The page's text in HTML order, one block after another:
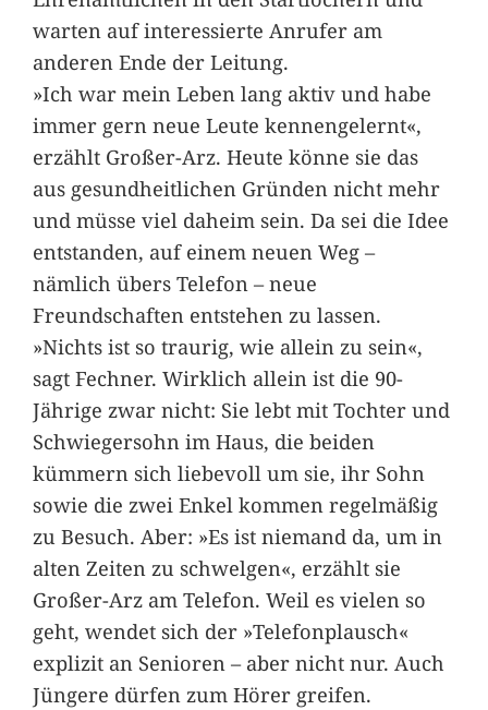
warten auf interessierte Anrufer am
anderen Ende der Leitung.
»Ich war mein Leben lang aktiv und habe
immer gern neue Leute kennengelernt«,
erzählt Großer-Arz. Heute könne sie das
aus gesundheitlichen Gründen nicht mehr
und müsse viel daheim sein. Da sei die Idee
entstanden, auf einem neuen Weg –
nämlich übers Telefon – neue
Freundschaften entstehen zu lassen.
»Nichts ist so traurig, wie allein zu sein«,
sagt Fechner. Wirklich allein ist die 90-
Jährige zwar nicht: Sie lebt mit Tochter und
Schwiegersohn im Haus, die beiden
kümmern sich liebevoll um sie, ihr Sohn
sowie die zwei Enkel kommen regelmäßig
zu Besuch. Aber: »Es ist niemand da, um in
alten Zeiten zu schwelgen«, erzählt sie
Großer-Arz am Telefon. Weil es vielen so
geht, wendet sich der »Telefonplausch«
explizit an Senioren – aber nicht nur. Auch
Jüngere dürfen zum Hörer greifen.